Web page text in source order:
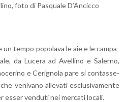
foto di Pa­squa­le D’An­cic­co
un tempo po­po­la­va le aie e le cam­pa­
da Lu­ce­ra ad Avel­li­no e Sa­ler­no,
e Ce­ri­gno­la pare si con­tas­se­
ve­ni­va­no al­le­va­ti esclu­si­va­men­te
esser ven­du­ti nei mer­ca­ti lo­ca­li.